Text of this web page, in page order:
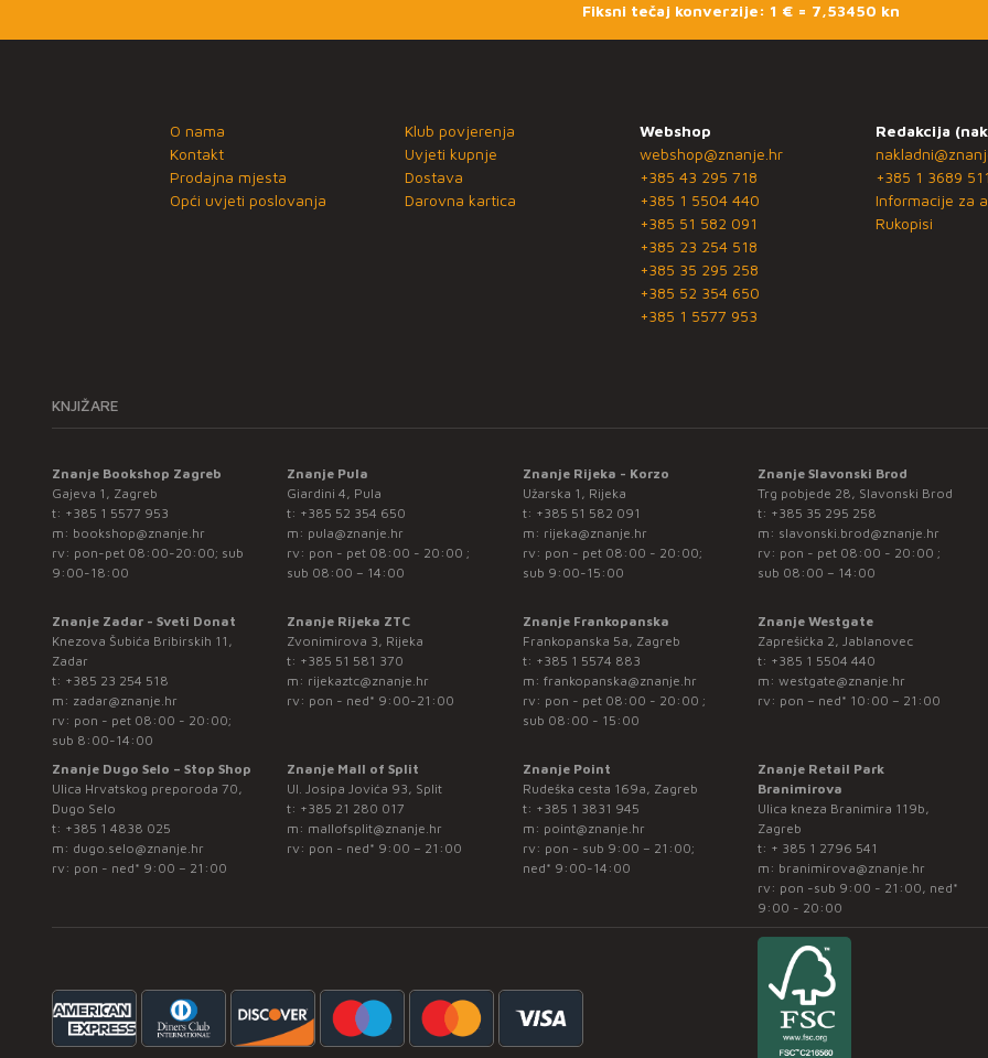
Fiksni tečaj konverzije: 1 € = 7,53450 kn
O nama
Kontakt
Prodajna mjesta
Opći uvjeti poslovanja
Klub povjerenja
Uvjeti kupnje
Dostava
Darovna kartica
Webshop
webshop@znanje.hr
+385 43 295 718
+385 1 5504 440
+385 51 582 091
+385 23 254 518
+385 35 295 258
+385 52 354 650
+385 1 5577 953
Redakcija
+385 1 3689 511
Informacije za
Rukopisi
KNJIŽARE
Znanje Bookshop Zagreb
Gajeva 1, Zagreb
t: +385 1 5577 953
m: bookshop@znanje.hr
rv: pon-pet 08:00-20:00; sub
9:00-18:00
Znanje Pula
Giardini 4, Pula
t: +385 52 354 650
m: pula@znanje.hr
rv: pon - pet 08:00 - 20:00 ;
sub 08:00 – 14:00
Znanje Rijeka - Korzo
Užarska 1, Rijeka
t: +385 51 582 091
m: rijeka@znanje.hr
rv: pon - pet 08:00 - 20:00;
sub 9:00-15:00
Znanje Slavonski Brod
Trg pobjede 28, Slavonski Brod
t: +385 35 295 258
m: slavonski.brod@znanje.hr
rv: pon - pet 08:00 - 20:00 ;
sub 08:00 – 14:00
Znanje Zadar - Sveti Donat
Knezova Šubića Bribirskih 11,
Zadar
t: +385 23 254 518
m: zadar@znanje.hr
rv: pon - pet 08:00 - 20:00;
sub 8:00-14:00
Znanje Rijeka ZTC
Zvonimirova 3, Rijeka
t: +385 51 581 370
m: rijekaztc@znanje.hr
rv: pon - ned* 9:00-21:00
Znanje Frankopanska
Frankopanska 5a, Zagreb
t: +385 1 5574 883
m: frankopanska@znanje.hr
rv: pon - pet 08:00 - 20:00 ;
sub 08:00 - 15:00
Znanje Westgate
Zaprešićka 2, Jablanovec
t: +385 1 5504 440
m: westgate@znanje.hr
rv: pon – ned* 10:00 – 21:00
Znanje Dugo Selo – Stop Shop
Ulica Hrvatskog preporoda 70,
Dugo Selo
t: +385 1 4838 025
m: dugo.selo@znanje.hr
rv: pon - ned* 9:00 – 21:00
Znanje Mall of Split
Ul. Josipa Jovića 93, Split
t: +385 21 280 017
m: mallofsplit@znanje.hr
rv: pon - ned* 9:00 – 21:00
Znanje Point
Rudeška cesta 169a, Zagreb
t: +385 1 3831 945
m: point@znanje.hr
rv: pon - sub 9:00 – 21:00;
ned* 9:00-14:00
Znanje Retail Park
Branimirova
Ulica kneza Branimira 119b,
Zagreb
t: + 385 1 2796 541
m: branimirova@znanje.hr
rv: pon -sub 9:00 - 21:00, ned*
9:00 - 20:00